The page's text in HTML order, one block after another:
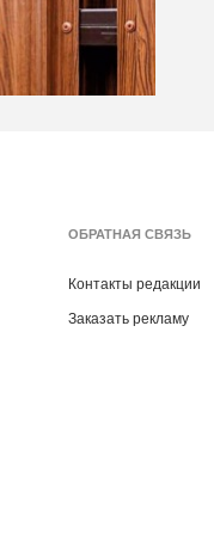
ОБРАТНАЯ СВЯЗЬ
Контакты редакции
Заказать рекламу